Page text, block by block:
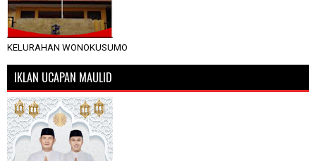
KELURAHAN WONOKUSUMO
IKLAN UCAPAN MAULID